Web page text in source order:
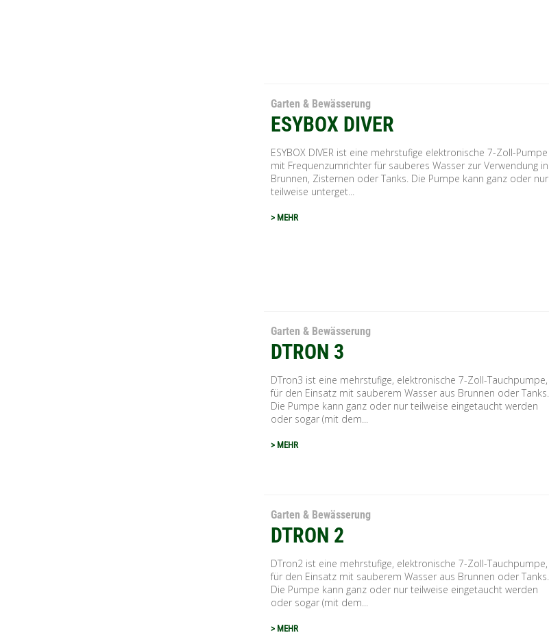
Garten & Bewässerung
ESYBOX DIVER
ESYBOX DIVER ist eine mehrstufige elektronische 7-Zoll-Pumpe
mit Frequenzumrichter für sauberes Wasser zur Verwendung in
Brunnen, Zisternen oder Tanks. Die Pumpe kann ganz oder nur
teilweise unterget...
> MEHR
Garten & Bewässerung
DTRON 3
DTron3 ist eine mehrstufige, elektronische 7-Zoll-Tauchpumpe,
für den Einsatz mit sauberem Wasser aus Brunnen oder Tanks.
Die Pumpe kann ganz oder nur teilweise eingetaucht werden
oder sogar (mit dem...
> MEHR
Garten & Bewässerung
DTRON 2
DTron2 ist eine mehrstufige, elektronische 7-Zoll-Tauchpumpe,
für den Einsatz mit sauberem Wasser aus Brunnen oder Tanks.
Die Pumpe kann ganz oder nur teilweise eingetaucht werden
oder sogar (mit dem...
> MEHR